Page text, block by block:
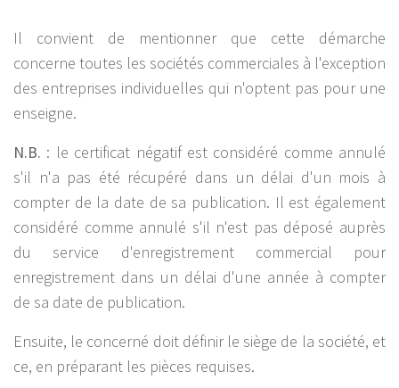
Il convient de mentionner que cette démarche
concerne toutes les sociétés commerciales à l'exception
des entreprises individuelles qui n'optent pas pour une
enseigne.
N.B. : le certificat négatif est considéré comme annulé
s'il n'a pas été récupéré dans un délai d'un mois à
compter de la date de sa publication. Il est également
considéré comme annulé s'il n'est pas déposé auprès
du service d'enregistrement commercial pour
enregistrement dans un délai d'une année à compter
de sa date de publication.
Ensuite, le concerné doit définir le siège de la société, et
ce, en préparant les pièces requises.